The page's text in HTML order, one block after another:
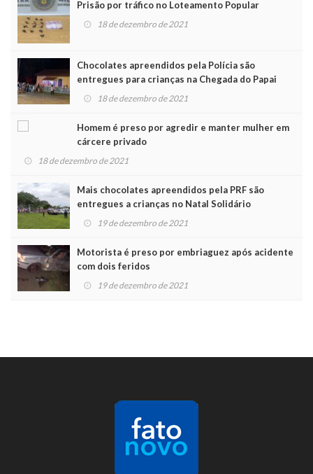
Prisão por tráfico no Loteamento Popular
18 de dezembro de 2021
Chocolates apreendidos pela Polícia são
entregues para crianças na Chegada do Papai
Noel 18 de dezembro de 2021
Homem é preso por agredir e manter mulher em
cárcere privado
18 de dezembro de 2021
Mais chocolates apreendidos pela PRF são
entregues a crianças no Natal Solidário
19 de dezembro de 2021
Motorista é preso por embriaguez após acidente
com dois feridos
19 de dezembro de 2021